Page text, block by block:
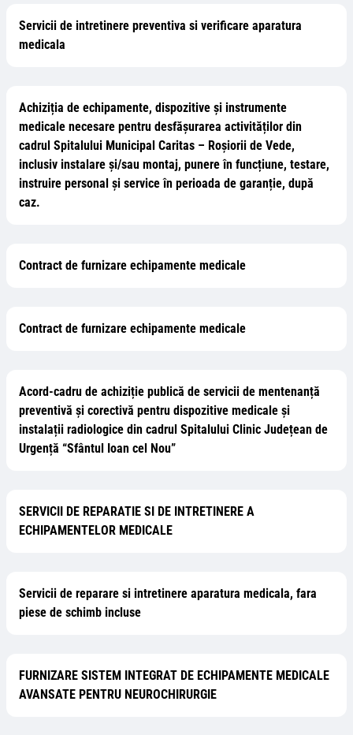
Servicii de intretinere preventiva si verificare aparatura
medicala
Achiziția de echipamente, dispozitive și instrumente
medicale necesare pentru desfășurarea activităților din
cadrul Spitalului Municipal Caritas – Roșiorii de Vede,
inclusiv instalare și/sau montaj, punere în funcțiune, testare,
instruire personal și service în perioada de garanție, după
caz.
Contract de furnizare echipamente medicale
Contract de furnizare echipamente medicale
Acord-cadru de achiziție publică de servicii de mentenanță
preventivă și corectivă pentru dispozitive medicale și
instalații radiologice din cadrul Spitalului Clinic Județean de
Urgență “Sfântul Ioan cel Nou”
SERVICII DE REPARATIE SI DE INTRETINERE A
ECHIPAMENTELOR MEDICALE
Servicii de reparare si intretinere aparatura medicala, fara
piese de schimb incluse
FURNIZARE SISTEM INTEGRAT DE ECHIPAMENTE MEDICALE
AVANSATE PENTRU NEUROCHIRURGIE